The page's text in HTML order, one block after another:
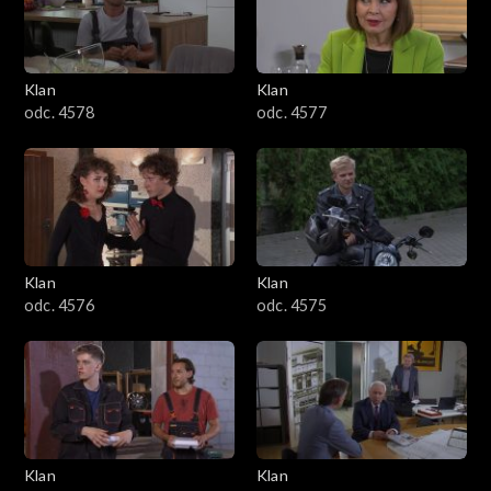
701–800
601–700
501–600
401–500
301–400
201–300
101–200
1–100
Klan
odc. 4578
Klan
odc. 4577
Klan
odc. 4576
Klan
odc. 4575
Klan
Klan